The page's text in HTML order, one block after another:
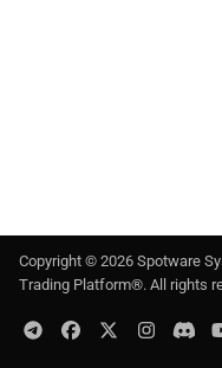
Copyright © 2026 Spotware
Trading Platform®. All rights